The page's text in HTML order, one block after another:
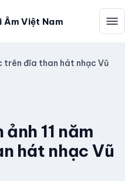
Âm Việt Nam
trên đĩa than hát nhạc Vũ
11 năm
hát nhạc Vũ